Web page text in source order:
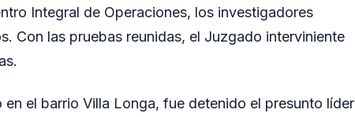
Integral de Operaciones, los investigadores
Con las pruebas reunidas, el Juzgado interviniente
el barrio Villa Longa, fue detenido el presunto líder